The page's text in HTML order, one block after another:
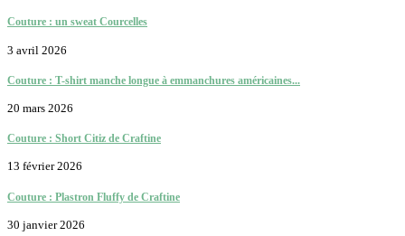
Couture : un sweat Courcelles
3 avril 2026
Couture : T-shirt manche longue à emmanchures américaines...
20 mars 2026
Couture : Short Citiz de Craftine
13 février 2026
Couture : Plastron Fluffy de Craftine
30 janvier 2026